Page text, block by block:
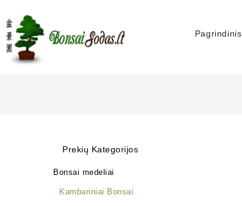
Pagrindinis
Prekių Kategorijos
Bonsai medeliai
Kambariniai Bonsai